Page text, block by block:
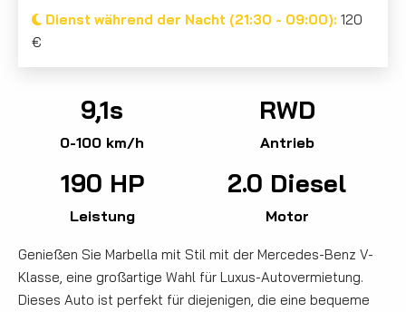
Dienst während der Nacht (21:30 - 09:00): 120
€
9,1s
0-100 km/h
RWD
Antrieb
190 HP
Leistung
2.0 Diesel
Motor
Genießen Sie Marbella mit Stil mit der Mercedes-Benz V-
Klasse, eine großartige Wahl für Luxus-Autovermietung.
Dieses Auto ist perfekt für diejenigen, die eine bequeme